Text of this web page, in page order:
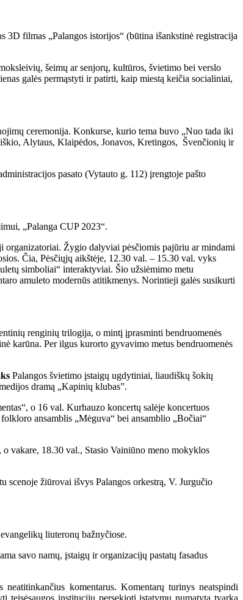
3D filmas „Palangos istorijos“ (būtina išankstinė registracija
šeimų ar senjorų, kultūros, švietimo bei verslo
galės permąstyti ir patirti, kaip miestą keičia socialiniai,
ceremonija. Konkurse, kurio tema buvo „Nuo tada iki
Alytaus, Klaipėdos, Jonavos, Kretingos, Švenčionių ir
pasato (Vytauto g. 112) įrengtoje pašto
„Palanga CUP 2023“.
organizatoriai. Žygio dalyviai pėsčiomis pajūriu ar mindami
Čia, Pėsčiųjų aikštėje, 12.30 val. – 15.30 val. vyks
simboliai“ interaktyviai. Šio užsiėmimo metu
amuleto modernūs atitikmenys. Norintieji galės susikurti
renginių trilogija, o mintį įprasminti bendruomenės
karūna. Per ilgus kurorto gyvavimo metus bendruomenės
Palangos švietimo įstaigų ugdytiniai, liaudiškų šokių
dramą „Kapinių klubas”.
o 16 val. Kurhauzo koncertų salėje koncertuos
ansamblis „Mėguva“ bei ansamblio „Bočiai“
vakare, 18.30 val., Stasio Vainiūno meno mokyklos
scenoje žiūrovai išvys Palangos orkestrą, V. Jurgučio
liuteronų bažnyčiose.
savo namų, įstaigų ir organizacijų pastatų fasadus
komentarus. Komentarų turinys neatspindi
teisėsaugos institucijų persekioti įstatymų numatyta tvarka